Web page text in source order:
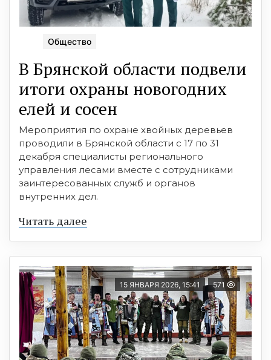
Общество
В Брянской области подвели
итоги охраны новогодних
елей и сосен
Мероприятия по охране хвойных деревьев
проводили в Брянской области с 17 по 31
декабря специалисты регионального
управления лесами вместе с сотрудниками
заинтересованных служб и органов
внутренних дел.
Читать далее
15 ЯНВАРЯ 2026, 15:41 571